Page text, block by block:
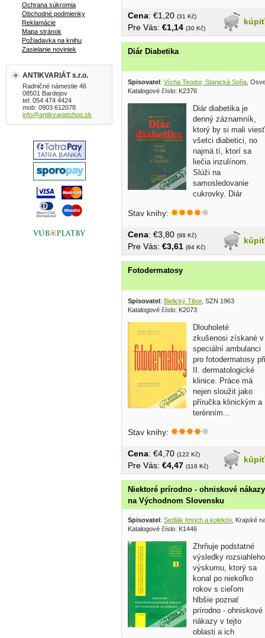
kúpiť
Cena: €1,20 (31 Kč)
Pre Vás: €1,14 (30 Kč)
Diár Diabetika
Spisovatel: Vícha Teodor, Stanická Soňa ,
Katalogové číslo: K2376
Diár diabetika je
denný záznamník,
ktorý by si mali viesť
všetci diabetici, no
najmä tí, ktorí sa
liečia inzulínom.
Slúži na
samosledovanie
cukrovky. Diár
Stav knihy:
kúpiť
Cena: €3,80 (98 Kč)
Pre Vás: €3,61 (94 Kč)
Fotodermatosy
Spisovatel: Bielický Tibor, SZN 1963
Katalogové číslo: K2073
Dlouholeté
zkušenosi získané v
speciální ambulanci
pro fotodermatosy při
II. dermatologické
klinice. Práce má
nejen sloužit jako
příručka klinickým a
terénním...
Stav knihy:
kúpiť
Cena: €4,70 (122 Kč)
Pre Vás: €4,47 (116 Kč)
Niektoré prírodno - ohniskové nákazy
na Východnom Slovensku
Spisovatel: Sedlák Imrich a kolektív, Krajské
Katalogové číslo: K1446
Zhrňuje podstatné
výsledky rozsiahleho
výskumu, ktorý sa
konal po niekoľko
rokov s cieľom
hlbšie poznať
prírodno - ohniskové
nákazy v tejto
oblasti a ich
Ochrana súkromia
Obchodné podmienky
Reklamácie
Mapa stránok
Požiadavka na knihu
Zasielanie noviniek
ANTIKVARIÁT s.r.o.
Radničné námestie 46
08501 Bardejov
tel: 054 474 4424
mob: 0903 612078
info@antikvariatshop.sk